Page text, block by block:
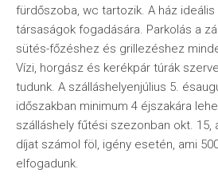
fürdőszoba, wc tartozik. A ház
társaságok fogadására. Parkolás a
sütés-főzéshez és grillezéshez
Vízi, horgász és kerékpár túrák
tudunk. A szálláshelyenjúlius 5.
időszakban minimum 4 éjszakára
szálláshely fűtési szezonban okt. 15,
díjat számol föl, igény esetén, ami
elfogadunk.